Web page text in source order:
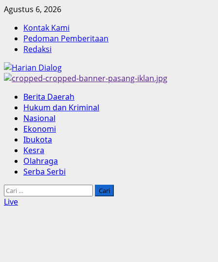
Skip
content
Agustus 6, 2026
Kontak Kami
Pedoman Pemberitaan
Redaksi
Primary
Menu
Berita Daerah
Hukum dan Kriminal
Nasional
Ekonomi
Ibukota
Kesra
Olahraga
Serba Serbi
Cari
untuk:
Live